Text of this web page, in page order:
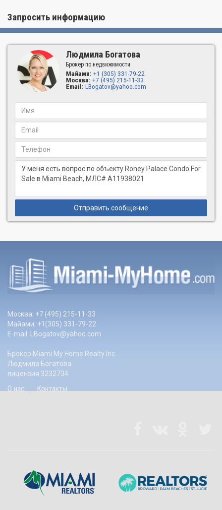
Запросить информацию
Людмила Богатова
Брокер по недвижимости
Майами: +1 (305) 331-79-22
Москва: +7 (495) 215-11-33
Email: LBogatov@yahoo.com
Отправить сообщение
Москва: +7 (495) 215-11-33
Майами: +1(305) 331-79-22
E-mail: LBogatov@yahoo.com
Брокер Miami My Home Realty Inc.
Людмила Богатова
лицензия 3232734
О нас Контакты